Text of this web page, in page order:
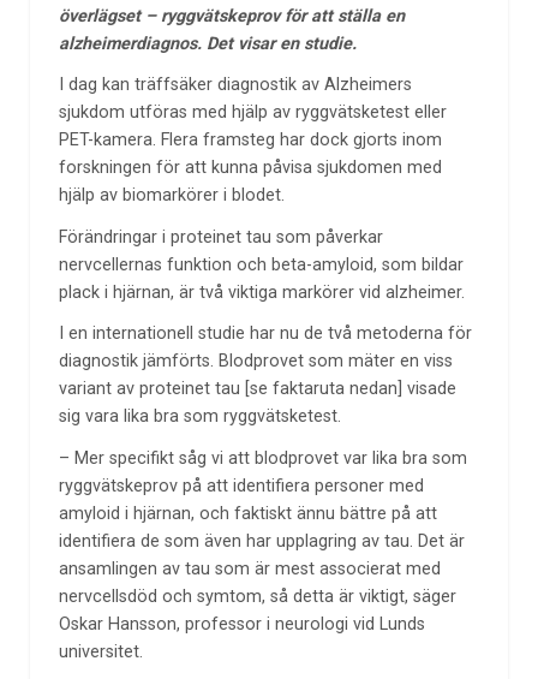
överlägset – ryggvätskeprov för att ställa en
alzheimerdiagnos. Det visar en studie.
I dag kan träffsäker diagnostik av Alzheimers
sjukdom utföras med hjälp av ryggvätsketest eller
PET-kamera. Flera framsteg har dock gjorts inom
forskningen för att kunna påvisa sjukdomen med
hjälp av biomarkörer i blodet.
Förändringar i proteinet tau som påverkar
nervcellernas funktion och beta-amyloid, som bildar
plack i hjärnan, är två viktiga markörer vid alzheimer.
I en internationell studie har nu de två metoderna för
diagnostik jämförts. Blodprovet som mäter en viss
variant av proteinet tau [se faktaruta nedan] visade
sig vara lika bra som ryggvätsketest.
– Mer specifikt såg vi att blodprovet var lika bra som
ryggvätskeprov på att identifiera personer med
amyloid i hjärnan, och faktiskt ännu bättre på att
identifiera de som även har upplagring av tau. Det är
ansamlingen av tau som är mest associerat med
nervcellsdöd och symtom, så detta är viktigt, säger
Oskar Hansson, professor i neurologi vid Lunds
universitet.